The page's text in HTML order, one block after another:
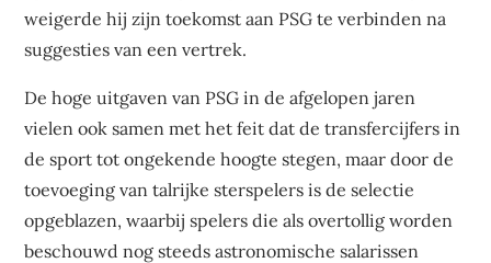
weigerde hij zijn toekomst aan PSG te verbinden na
suggesties van een vertrek.
De hoge uitgaven van PSG in de afgelopen jaren
vielen ook samen met het feit dat de transfercijfers in
de sport tot ongekende hoogte stegen, maar door de
toevoeging van talrijke sterspelers is de selectie
opgeblazen, waarbij spelers die als overtollig worden
beschouwd nog steeds astronomische salarissen